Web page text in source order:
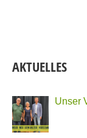
AKTUELLES
Unser